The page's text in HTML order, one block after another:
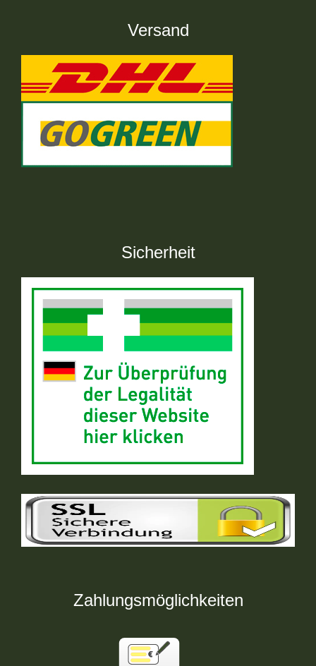
Versand
Sicherheit
Zahlungsmöglichkeiten